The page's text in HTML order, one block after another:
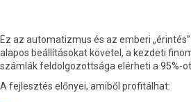
Ez az automatizmus és az emberi
alapos beállításokat követel, a kezdeti
számlák feldolgozottsága elérheti a 95%-ot.
A fejlesztés előnyei, amiből profitálhat: